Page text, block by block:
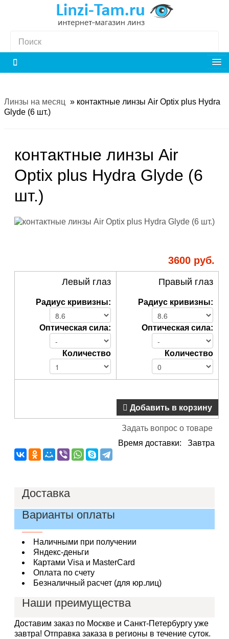
Линзы на месяц » контактные линзы Air Optix plus Hydra
Glyde (6 шт.)
контактные линзы Air
Optix plus Hydra Glyde (6
шт.)
3600 руб.
Левый глаз
Радиус кривизны:
Оптическая сила:
Количество
Правый глаз
Радиус кривизны:
Оптическая сила:
Количество
Добавить в корзину
Задать вопрос о товаре
Время доставки: Завтра
Доставка
В пределах МКАД - 200 руб.
таблице
Варианты оплаты
Наличными при получении
Яндекс-деньги
Картами Visa и MasterCard
Оплата по счету
Безналичный расчет (для юр.лиц)
Наши преимущества
Срок годности от 12 месяцев
Оповещение по SMS
Возврат и обмен - без проблем.
Различные способы оплаты
Доставим заказ по Москве и Санкт-Петербургу уже
завтра! Отправка заказа в регионы в течение суток.